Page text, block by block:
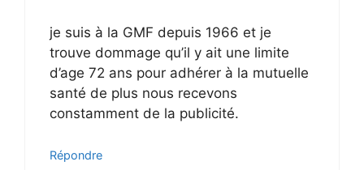
je suis à la GMF depuis 1966 et je
trouve dommage qu’il y ait une limite
d’age 72 ans pour adhérer à la mutuelle
santé de plus nous recevons
constamment de la publicité.
Répondre